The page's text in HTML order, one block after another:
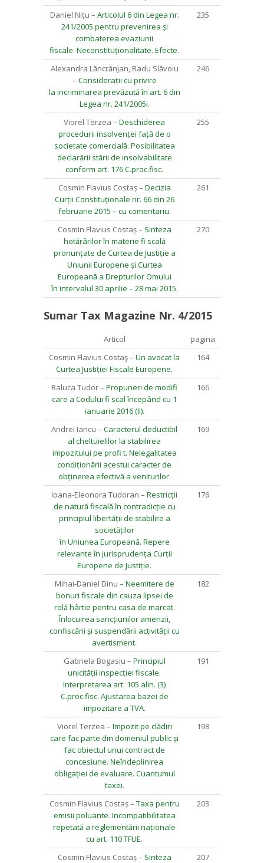
Daniel Nițu – Articolul 6 din Legea nr.
241/2005 pentru prevenirea și
combaterea evaziunii
fiscale. Neconstituționalitate. Efecte.
235
Alexandra Lăncrănjan, Radu Slăvoiu
– Considerații cu privire
la incriminarea prevăzută în art. 6 din
Legea nr. 241/2005i.
246
Viorel Terzea – Deschiderea
procedurii insolvenței față de o
societate comercială. Posibilitatea
declarării stării de insolvabilitate
conform art. 176 C.proc.fisc.
255
Cosmin Flavius Costaș – Decizia
Curții Constituționale nr. 66 din 26
februarie 2015 – cu comentariu.
261
Cosmin Flavius Costaș – Sinteza
hotărârilor în materie fi scală
pronunțate de Curtea de Justiție a
Uniunii Europene și Curtea
Europeană a Drepturilor Omului
în intervalul 30 aprilie – 28 mai 2015.
270
Sumar Tax Magazine Nr. 4/2015
Articol
pagina
Cosmin Flavius Costaş – Un avocat la
Curtea Justiției Fiscale Europene.
164
Raluca Tudor – Propuneri de modifi
care a Codului fi scal începând cu 1
ianuarie 2016 (II).
166
Andrei Iancu – Caracterul deductibil
al cheltuielilor la stabilirea
impozitului pe profi t. Nelegalitatea
condiționării acestui caracter de
obținerea efectivă a veniturilor.
169
Ioana-Eleonora Tudoran – Restricții
de natură fiscală în contradicție cu
principiul libertății de stabilire a
societăților
în Uniunea Europeană. Repere
relevante în jurisprudența Curții
Europene de Justiție.
176
Mihai-Daniel Dinu – Neemitere de
bonuri fiscale din cauza lipsei de
rolă hârtie pentru casa de marcat.
Înlocuirea sancțiunilor amenzii,
confiscării și suspendării activității cu
avertisment.
182
Gabriela Bogasiu – Principiul
unicității inspecției fiscale.
Interpretarea art. 105 alin. (3)
C.proc.fisc. Ajustarea bazei de
impozitare a TVA.
191
Viorel Terzea – Impozit pe clădiri
care fac parte din domeniul public și
fac obiectul unui contract de
concesiune. Neîndeplinirea
obligației de evaluare. Cuantumul
taxei.
198
Cosmin Flavius Costaș – Taxa pentru
emisii poluante. Incompatibilitatea
repetată a reglementării naționale
cu art. 110 TFUE.
203
Cosmin Flavius Costaș – Sinteza
207